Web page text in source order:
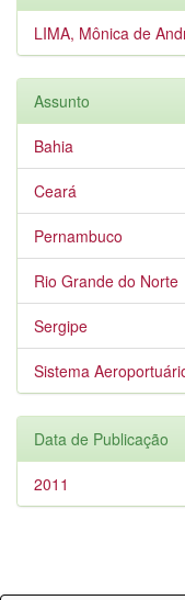
LIMA, Mônica de
Assunto
Bahia
Ceará
Pernambuco
Rio Grande do Norte
Sergipe
Sistema
Data de Publicação
2011